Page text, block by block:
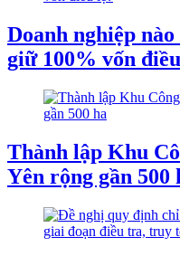
Doanh nghiệp
giữ 100% vốn
Thành lập Khu
Yên rộng gần 500